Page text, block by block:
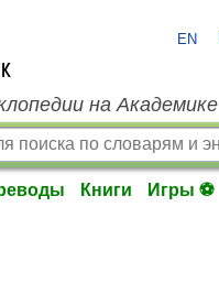
EN
на Академике
Книги Игры ⚽